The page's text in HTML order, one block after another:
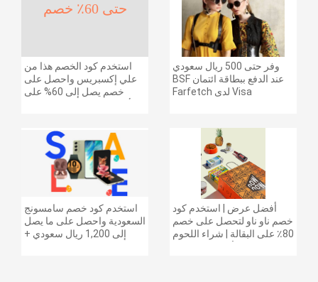
حتى 60٪ خصم
استخدم كود الخصم هذا من
علي إكسبريس واحصل على
خصم يصل إلى 60% على
بقيمة 155 دولارًا أمريكيًا على
الطلبات التي تزيد قيمتها عن
1425 ريالًا سعوديًا | شحن مج
وفر حتى 500 ريال سعودي
عند الدفع ببطاقة ائتمان BSF
Visa لدى Farfetch
استخدم كود خصم سامسونج
السعودية واحصل على ما يصل
إلى 1,200 ريال سعودي +
أفضل عرض | استخدم كود
خصم ناو ناو لتحصل على خصم
80٪ على البقالة | شراء اللحوم